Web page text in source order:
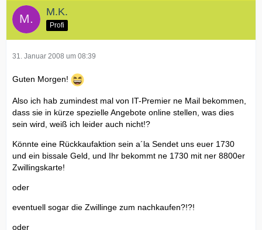
M.K.
Profi
31. Januar 2008 um 08:39
Guten Morgen!
Also ich hab zumindest mal von IT-Premier ne Mail bekommen,
dass sie in kürze spezielle Angebote online stellen, was dies
sein wird, weiß ich leider auch nicht!?
Könnte eine Rückkaufaktion sein a´la Sendet uns euer 1730
und ein bissale Geld, und Ihr bekommt ne 1730 mit ner 8800er
Zwillingskarte!
oder
eventuell sogar die Zwillinge zum nachkaufen?!?!
oder